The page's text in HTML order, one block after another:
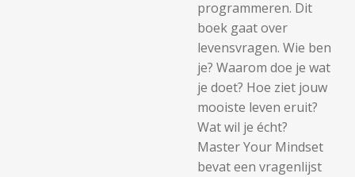
programmeren. Dit
boek gaat over
levensvragen. Wie ben
je? Waarom doe je wat
je doet? Hoe ziet jouw
mooiste leven eruit?
Wat wil je écht?
Master Your Mindset
bevat een vragenlijst